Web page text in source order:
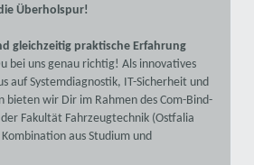
Überholspur!
gleichzeitig praktische Erfahrung
bei uns genau richtig! Als innovatives
auf Systemdiagnostik, IT-Sicherheit und
bieten wir Dir im Rahmen des Com-Bind-
Fakultät Fahrzeugtechnik (Ostfalia
aus Studium und